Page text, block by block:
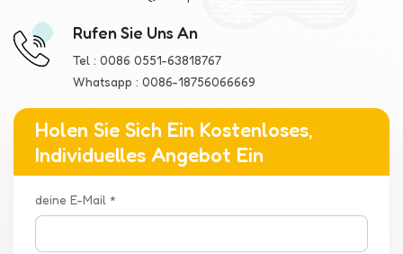
Rufen Sie Uns An
Tel : 0086 0551-63818767
Whatsapp : 0086-18756066669
Holen Sie Sich Ein Kostenloses,
Individuelles Angebot Ein
deine E-Mail *